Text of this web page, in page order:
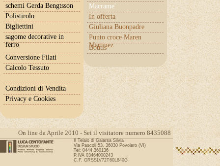
Macrame'
In offerta
Giuliana Buonpadre
Punto croce Maren
Martinez
Boutis
schemi Gerda Bengtsson
Polistirolo
Bigliettini
sagome decorative in
ferro
Conversione Filati
Calcolo Tessuto
Condizioni di Vendita
Privacy e Cookies
On line da Aprile 2010 - Sei il visitatore numero 8435088
Il Telaio di Gaiarsa Silvia
Via Pascoli 53, 36030 Povolaro (VI)
Tel: 0444 360136
P.IVA 03464000243
C.F. GRSSLV72T60L840G